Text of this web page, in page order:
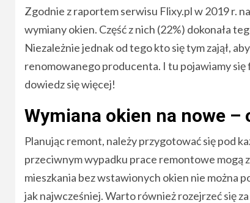
Zgodnie z raportem serwisu Flixy.pl w 2019 r.
wymiany okien. Część z nich (22%) dokonała
Niezależnie jednak od tego kto się tym zajął,
renomowanego producenta. I tu pojawiamy się
dowiedz się więcej!
Wymiana okien na nowe –
Planując remont, należy przygotować się pod
przeciwnym wypadku prace remontowe mogą
mieszkania bez wstawionych okien nie można
jak najwcześniej. Warto również rozejrzeć się